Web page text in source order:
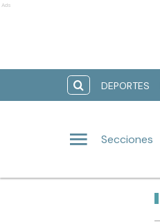
Ads
DEPORTES
Secciones